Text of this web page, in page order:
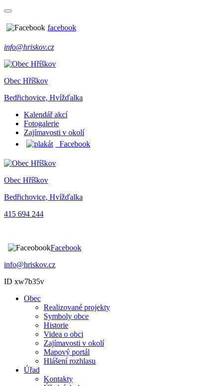
facebook
info@hriskov.cz
Obec Hříškov
Bedřichovice, Hvížďalka
Kalendář akcí
Fotogalerie
Zajímavosti v okolí
Facebook
Obec Hříškov
Bedřichovice, Hvížďalka
415 694 244
Facebook
info@hriskov.cz
ID xw7b35v
Obec
Realizované projekty
Symboly obce
Historie
Videa o obci
Zajímavosti v okolí
Mapový portál
Hlášení rozhlasu
Úřad
Kontakty